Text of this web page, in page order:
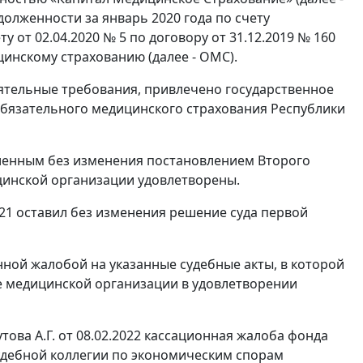
за январь 2020 года по счету
от 02.04.2020 № 5 по договору от 31.12.2019 № 160
страхованию (далее - ОМС).
требования, привлечено государственное
медицинского страхования Республики
без изменения постановлением Второго
организации удовлетворены.
оставил без изменения решение суда первой
жалобой на указанные судебные акты, в которой
организации в удовлетворении
А.Г. от 08.02.2022 кассационная жалоба фонда
коллегии по экономическим спорам